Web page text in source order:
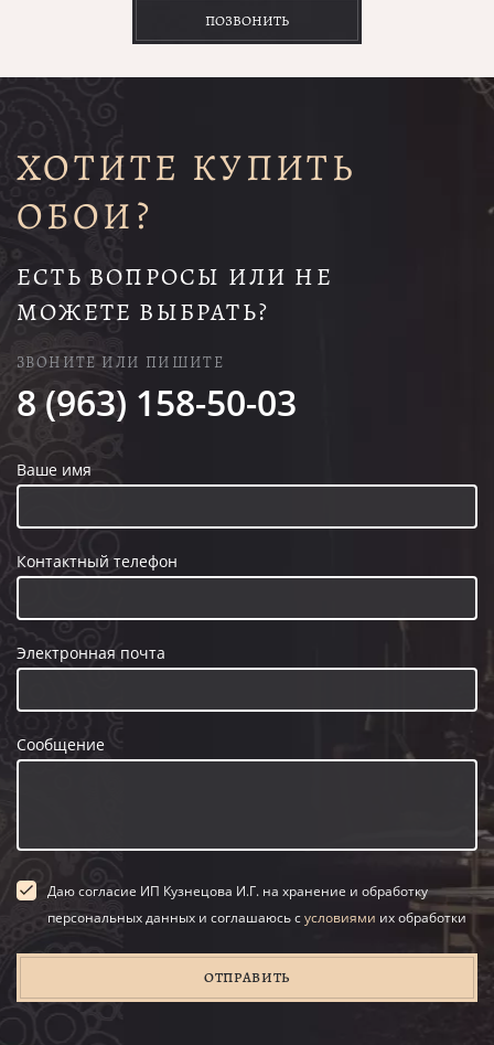
ПОЗВОНИТЬ
ХОТИТЕ КУПИТЬ
ОБОИ?
ЕСТЬ ВОПРОСЫ ИЛИ НЕ
МОЖЕТЕ ВЫБРАТЬ?
ЗВОНИТЕ ИЛИ ПИШИТЕ
8 (963) 158-50-03
Ваше имя
Контактный телефон
Электронная почта
Сообщение
Даю согласие ИП Кузнецова И.Г. на хранение и обработку
персональных данных и соглашаюсь сусловиями их обработки
ОТПРАВИТЬ